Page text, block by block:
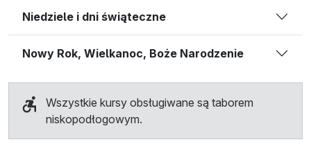
Niedziele i dni świąteczne
Nowy Rok, Wielkanoc, Boże Narodzenie
Wszystkie kursy obsługiwane są taborem
niskopodłogowym.